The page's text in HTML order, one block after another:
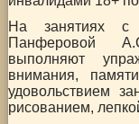
На занятиях с
Панферовой
выполняют
внимания,
удовольствием
рисованием,